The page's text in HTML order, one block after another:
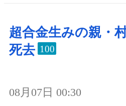
超合金生みの親・
死去 100
08月07日 00:30